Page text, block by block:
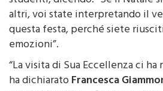
studenti, dicendo: “Se il Natale
altri, voi state interpretando il
questa festa, perché siete riusciti
emozioni”.
“La visita di Sua Eccellenza ci